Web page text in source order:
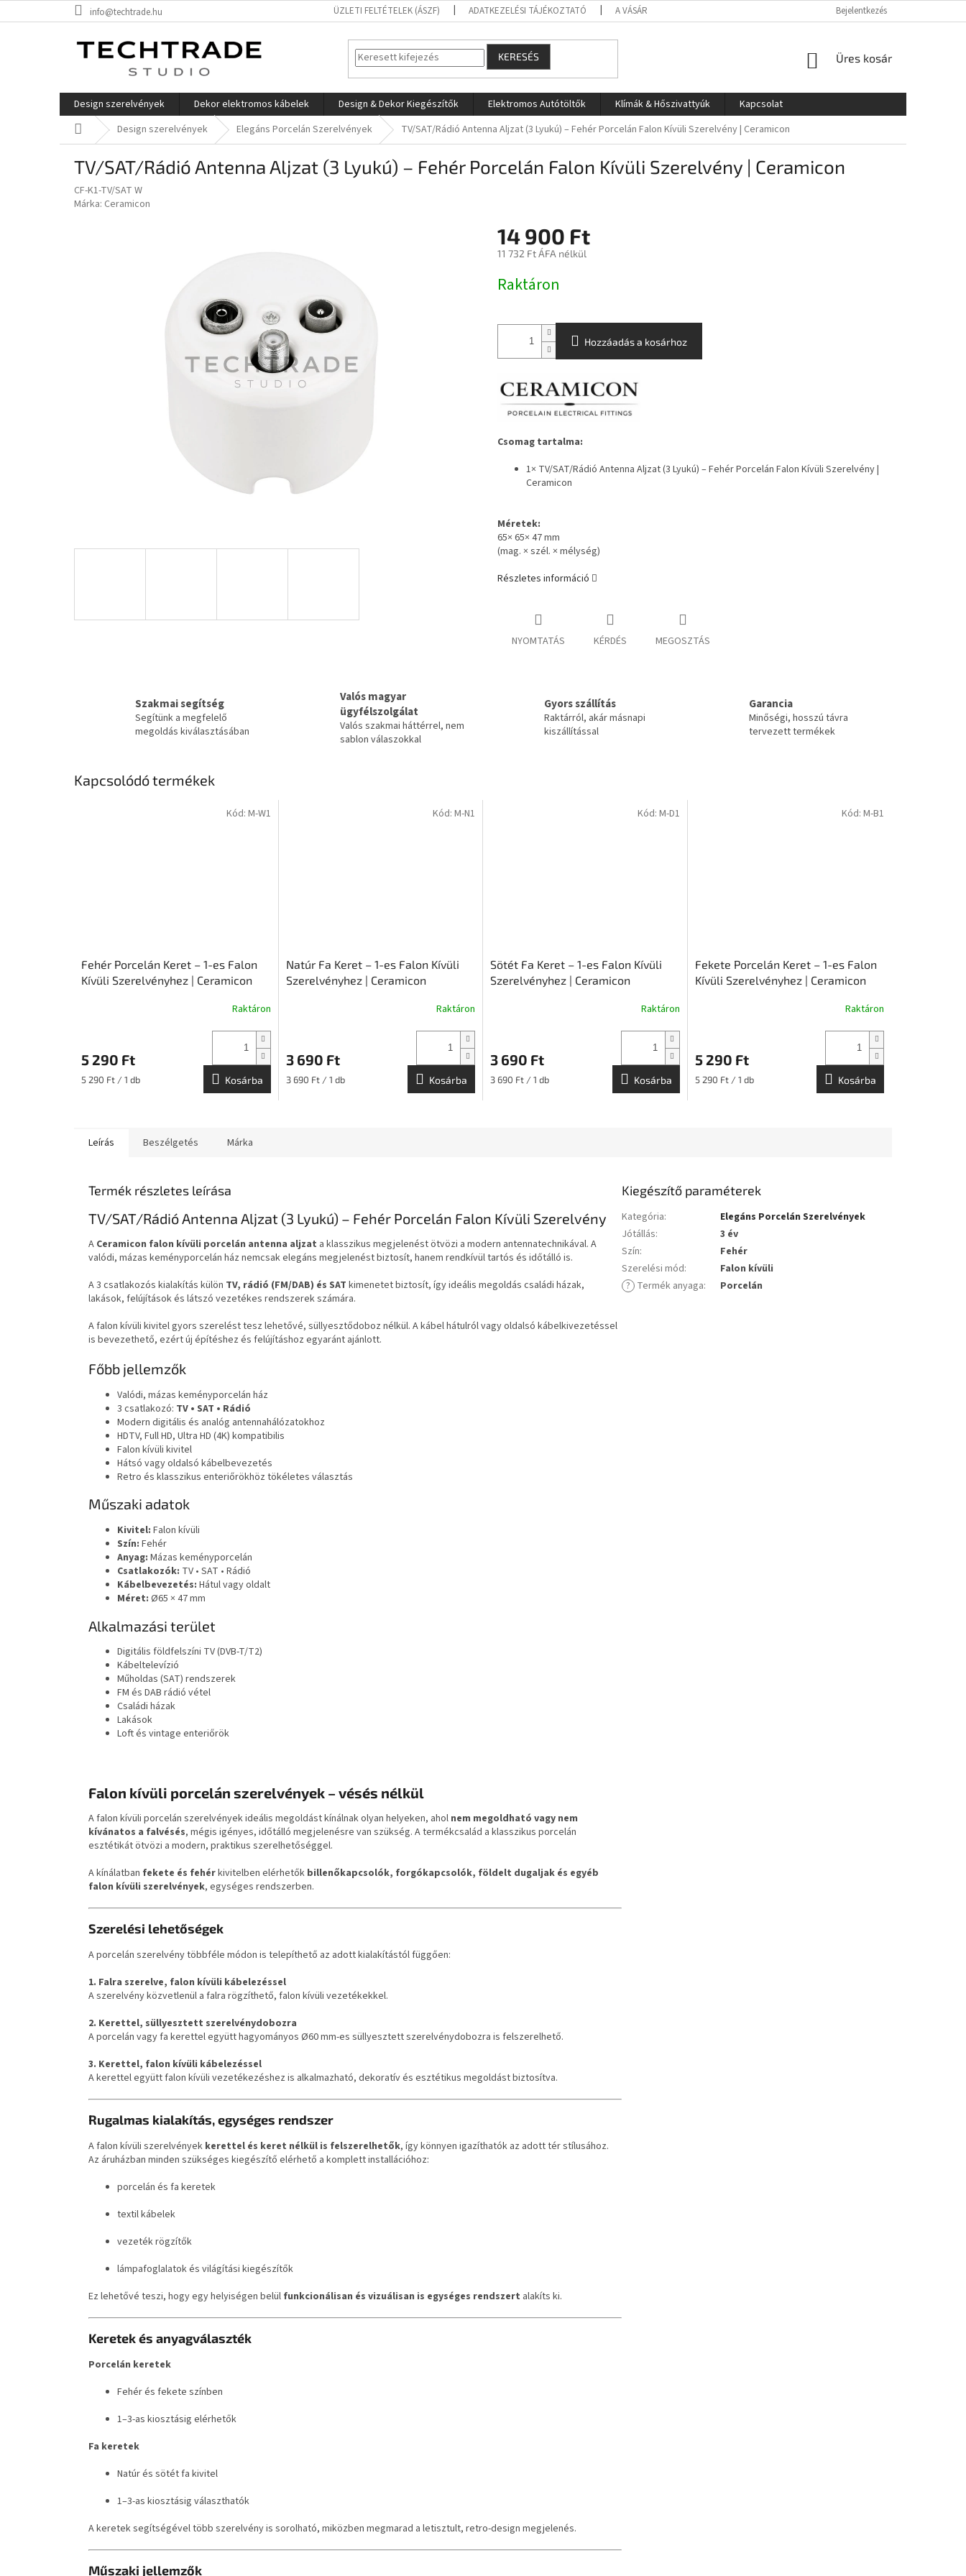
a
info@techtrade.hu ÜZLETI FELTÉTELEK (ÁSZF) ADATKEZELÉSI TÁJÉKOZTATÓ A VÁSÁRLÁS LÉPÉSEI SÜTI TÁJÉKOZTATÓ
Bejelentkezés
KERESÉS KOSÁR
Üres kosár
Design szerelvények Dekor elektromos kábelek Design & Dekor Kiegészítők Elektromos Autótöltők Klímák & Hőszivattyúk
Kapcsolat
KezdőlapDesign szerelvények Elegáns Porcelán Szerelvények TV/SAT/Rádió Antenna Aljzat (3 Lyukú) – Fehér Porcelán Falon Kívüli Szerelvény | Ceramicon
TV/SAT/Rádió Antenna Aljzat (3 Lyukú) – Fehér Porcelán Falon Kívüli Szerelvény | Ceramicon
CF-K1-TV/SAT W
Márka: Ceramicon
14 900 Ft
11 732 Ft ÁFA nélkül
Raktáron
Hozzáadás a kosárhoz
Csomag tartalma:
1× TV/SAT/Rádió Antenna Aljzat (3 Lyukú) – Fehér Porcelán Falon Kívüli Szerelvény |
Ceramicon
Méretek:
65× 65× 47 mm
(mag. × szél. × mélység)
Részletes információ
NYOMTATÁS KÉRDÉS MEGOSZTÁS
Szakmai segítség
Segítünk a megfelelő
megoldás kiválasztásában
Valós magyar
ügyfélszolgálat
Valós szakmai háttérrel, nem
sablon válaszokkal
Gyors szállítás
Raktárról, akár másnapi
kiszállítással
Garancia
Minőségi, hosszú távra
tervezett termékek
Kapcsolódó termékek
Fehér Porcelán Keret – 1-es Falon
Kívüli Szerelvényhez | Ceramicon
Raktáron
5 290 Ft
Egységár:
5 290 Ft / 1 db Kosárba
Kód: M-W1
Natúr Fa Keret – 1-es Falon Kívüli
Szerelvényhez | Ceramicon
Raktáron
3 690 Ft
Egységár:
3 690 Ft / 1 db Kosárba
Kód: M-N1
Sötét Fa Keret – 1-es Falon Kívüli
Szerelvényhez | Ceramicon
Raktáron
3 690 Ft
Egységár:
3 690 Ft / 1 db Kosárba
Kód: M-D1
Fekete Porcelán Keret – 1-es Falon
Kívüli Szerelvényhez | Ceramicon
Raktáron
5 290 Ft
Egységár:
5 290 Ft / 1 db Kosárba
Kód: M-B1
Leírás Beszélgetés Márka
Termék részletes leírása
TV/SAT/Rádió Antenna Aljzat (3 Lyukú) – Fehér Porcelán Falon Kívüli Szerelvény
A Ceramicon falon kívüli porcelán antenna aljzat a klasszikus megjelenést ötvözi a modern antennatechnikával. A
valódi, mázas keményporcelán ház nemcsak elegáns megjelenést biztosít, hanem rendkívül tartós és időtálló is.
A 3 csatlakozós kialakítás külön TV, rádió (FM/DAB) és SAT kimenetet biztosít, így ideális megoldás családi házak,
lakások, felújítások és látszó vezetékes rendszerek számára.
A falon kívüli kivitel gyors szerelést tesz lehetővé, süllyesztődoboz nélkül. A kábel hátulról vagy oldalsó kábelkivezetéssel
is bevezethető, ezért új építéshez és felújításhoz egyaránt ajánlott.
Főbb jellemzők
Valódi, mázas keményporcelán ház
3 csatlakozó: TV • SAT • Rádió
Modern digitális és analóg antennahálózatokhoz
HDTV, Full HD, Ultra HD (4K) kompatibilis
Falon kívüli kivitel
Hátsó vagy oldalsó kábelbevezetés
Retro és klasszikus enteriőrökhöz tökéletes választás
Műszaki adatok
Kivitel: Falon kívüli
Szín: Fehér
Anyag: Mázas keményporcelán
Csatlakozók: TV • SAT • Rádió
Kábelbevezetés: Hátul vagy oldalt
Méret: Ø65 × 47 mm
Alkalmazási terület
Digitális földfelszíni TV (DVB-T/T2)
Kábeltelevízió
Műholdas (SAT) rendszerek
FM és DAB rádió vétel
Családi házak
Lakások
Loft és vintage enteriőrök
Falon kívüli porcelán szerelvények – vésés nélkül
A falon kívüli porcelán szerelvények ideális megoldást kínálnak olyan helyeken, ahol nem megoldható vagy nem
kívánatos a falvésés, mégis igényes, időtálló megjelenésre van szükség. A termékcsalád a klasszikus porcelán
esztétikát ötvözi a modern, praktikus szerelhetőséggel.
A kínálatban fekete és fehérkivitelben elérhetők billenőkapcsolók, forgókapcsolók, földelt dugaljak és egyéb
falon kívüli szerelvények, egységes rendszerben.
Szerelési lehetőségek
A porcelán szerelvény többféle módon is telepíthető az adott kialakítástól függően:
1. Falra szerelve, falon kívüli kábelezéssel
A szerelvény közvetlenül a falra rögzíthető, falon kívüli vezetékekkel.
2. Kerettel, süllyesztett szerelvénydobozra
A porcelán vagy fa kerettel együtt hagyományos Ø60 mm-es süllyesztett szerelvénydobozra is felszerelhető.
3. Kerettel, falon kívüli kábelezéssel
A kerettel együtt falon kívüli vezetékezéshez is alkalmazható, dekoratív és esztétikus megoldást biztosítva.
Rugalmas kialakítás, egységes rendszer
A falon kívüli szerelvények kerettel és keret nélkül is felszerelhetők, így könnyen igazíthatók az adott tér stílusához.
Az áruházban minden szükséges kiegészítő elérhető a komplett installációhoz:
porcelán és fa keretek
textil kábelek
vezeték rögzítők
lámpafoglalatok és világítási kiegészítők
Ez lehetővé teszi, hogy egy helyiségen belül funkcionálisan és vizuálisan is egységes rendszert alakíts ki.
Keretek és anyagválaszték
Porcelán keretek
Fehér és fekete színben
1–3-as kiosztásig elérhetők
Fa keretek
Natúr és sötét fa kivitel
1–3-as kiosztásig választhatók
A keretek segítségével több szerelvény is sorolható, miközben megmarad a letisztult, retro-design megjelenés.
Műszaki jellemzők
Kiegészítő paraméterek
Kategória:
Elegáns Porcelán Szerelvények
Jótállás:
3 év
Szín:
Fehér
Szerelési mód:
Falon kívüli
? Termék anyaga: Porcelán